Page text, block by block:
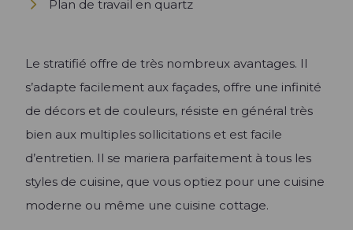
Plan de travail en quartz
Le stratifié offre de très nombreux avantages. Il
s’adapte facilement aux façades, offre une infinité
de décors et de couleurs, résiste en général très
bien aux multiples sollicitations et est facile
d’entretien. Il se mariera parfaitement à tous les
styles de cuisine, que vous optiez pour une cuisine
moderne ou même une cuisine cottage.